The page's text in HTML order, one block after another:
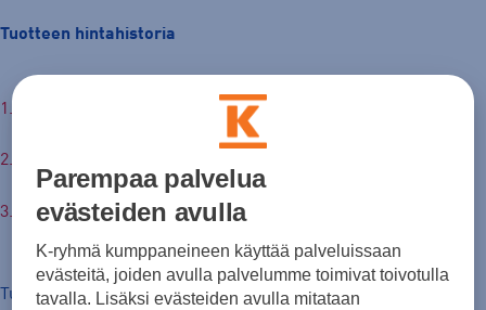
Tuotteen hintahistoria
Normaalihinta: 30,00 €
Tuotteen hinta nyt
Parempaa palvelua
evästeiden avulla
K-ryhmä kumppaneineen käyttää palveluissaan
evästeitä, joiden avulla palvelumme toimivat toivotulla
tavalla. Lisäksi evästeiden avulla mitataan